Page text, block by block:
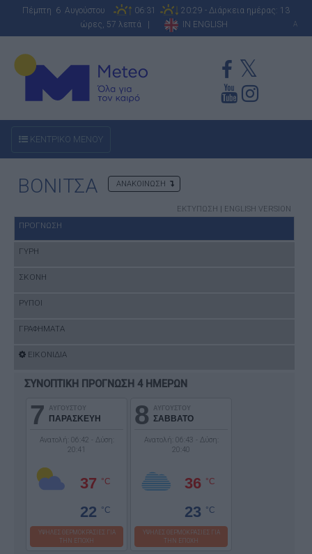
Πέμπτη 6 Αυγούστου 06:31
20:29 - Διάρκεια ημέρας: 13
ώρες, 57 λεπτά |
IN ENGLISH A
ΚΕΝΤΡΙΚΟ ΜΕΝΟΥ
ΒΟΝΙΤΣΑ ΑΝΑΚΟΙΝΩΣΗ
ΕΚΤΥΠΩΣΗ | ENGLISH VERSION
ΠΡΟΓΝΩΣΗ
ΓΥΡΗ
ΣΚΟΝΗ
ΡΥΠΟΙ
ΓΡΑΦΗΜΑΤΑ
ΕΙΚΟΝΙΔΙΑ
ΣΥΝΟΠΤΙΚΗ ΠΡΟΓΝΩΣΗ 4 ΗΜΕΡΩΝ
7 ΑΥΓΟΥΣΤΟΥ
ΠΑΡΑΣΚΕΥΗ
Ανατολή: 06:42 - Δύση:
20:41
37 °C
22 °C
ΥΨΗΛΕΣ ΘΕΡΜΟΚΡΑΣΙΕΣ ΓΙΑ
ΤΗΝ ΕΠΟΧΗ
8 ΑΥΓΟΥΣΤΟΥ
ΣΑΒΒΑΤΟ
Ανατολή: 06:43 - Δύση:
20:40
36 °C
23 °C
ΥΨΗΛΕΣ ΘΕΡΜΟΚΡΑΣΙΕΣ ΓΙΑ
ΤΗΝ ΕΠΟΧΗ